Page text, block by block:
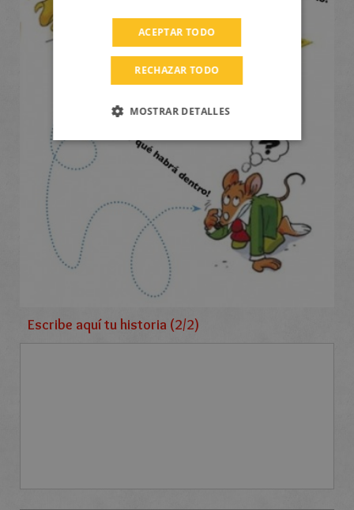
Escribe aquí tu historia (2/2)
DUTCH
ACEPTAR TODO
RECHAZAR TODO
MOSTRAR DETALLES